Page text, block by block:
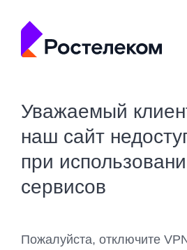
Уважаемый
наш сайт
при
сервисов
Пожалуйста, отключите